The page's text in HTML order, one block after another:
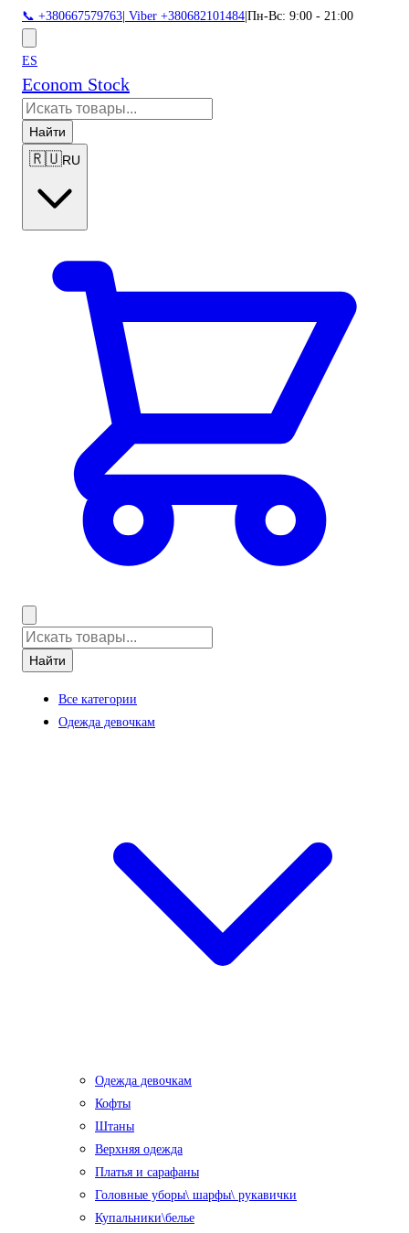
📞 +380667579763 Viber +380682101484 Пн-Вс: 9:00 - 21:00
ES
Econom Stock
Найти
🇷🇺RU
Найти
Все категории
Одежда девочкам
Одежда девочкам
Кофты
Штаны
Верхняя одежда
Платья и сарафаны
Головные уборы\ шарфы\ рукавички
Купальники\белье